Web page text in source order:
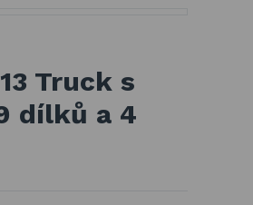
Registrovat
Truck s
dílků a 4